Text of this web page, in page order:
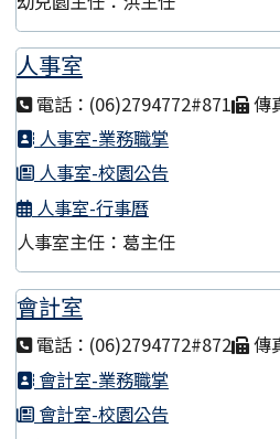
人事室
電話：(06)2794772#871
傳
人事室-業務職掌
人事室-校園公告
人事室-行事曆
人事室主任：葛主任
會計室
電話：(06)2794772#872
傳
會計室-業務職掌
會計室-校園公告